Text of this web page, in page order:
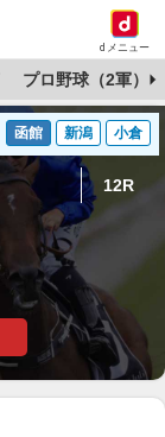
dメニュー
プロ野球（2軍）
函館 新潟 小倉
12R